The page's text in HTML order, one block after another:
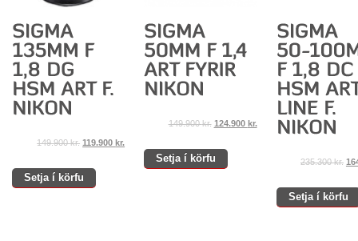
149.900kr. 119.900 kr.
Setja í körfu
149.900kr. 124.900 kr.
Setja í körfu 235.300kr.
Setja í körfu